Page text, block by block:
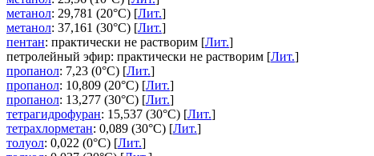
метанол: 29,781 (20°C) [Лит.]
метанол: 37,161 (30°C) [Лит.]
пентан: практически не растворим [Лит.]
петролейный эфир: практически не растворим [Лит.]
пропанол: 7,23 (0°C) [Лит.]
пропанол: 10,809 (20°C) [Лит.]
пропанол: 13,277 (30°C) [Лит.]
тетрагидрофуран: 15,537 (30°C) [Лит.]
тетрахлорметан: 0,089 (30°C) [Лит.]
толуол: 0,022 (0°C) [Лит.]